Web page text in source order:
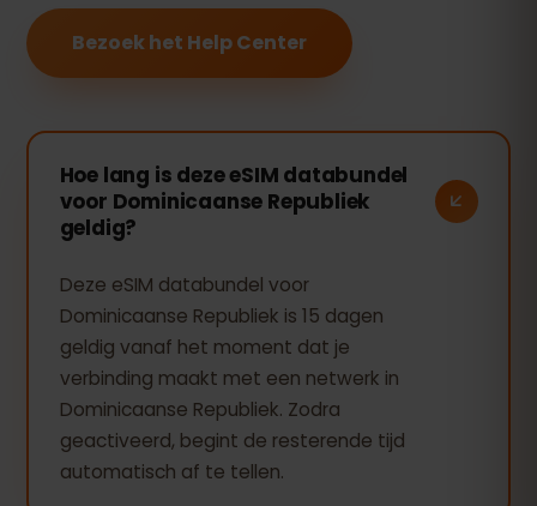
Bezoek het Help Center
Hoe lang is deze eSIM databundel
voor Dominicaanse Republiek
geldig?
Deze eSIM databundel voor
Dominicaanse Republiek is 15 dagen
geldig vanaf het moment dat je
verbinding maakt met een netwerk in
Dominicaanse Republiek. Zodra
geactiveerd, begint de resterende tijd
automatisch af te tellen.